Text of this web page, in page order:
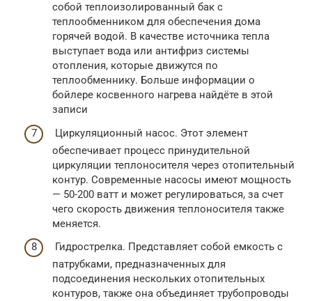
собой теплоизолированный бак с
теплообменником для обеспечения дома
горячей водой. В качестве источника тепла
выступает вода или антифриз системы
отопления, которые движутся по
теплообменнику. Больше информации о
бойлере косвенного нагрева найдёте в этой
записи
Циркуляционный насос. Этот элемент
обеспечивает процесс принудительной
циркуляции теплоносителя через отопительный
контур. Современные насосы имеют мощность
— 50-200 ватт и может регулироваться, за счет
чего скорость движения теплоносителя также
меняется.
Гидрострелка. Представляет собой емкость с
патрубками, предназначенных для
подсоединения нескольких отопительных
контуров, также она объединяет трубопроводы